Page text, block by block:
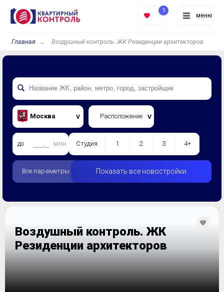
меню
1
Главная Воздушный контроль. ЖК Резиденции архитекторов
Москва Расположение
до млн. Студия 1 2 3 4+
Все параметры Показать все новостройки
Воздушный контроль. ЖК
Резиденции архитекторов